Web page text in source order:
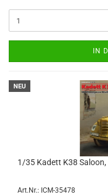
IN
NEU
1/35 Kadett K38
Art.Nr.: ICM-35478